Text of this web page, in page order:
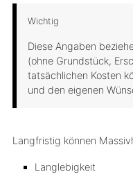
Wichtig
Diese Angaben
(ohne Grundstück,
tatsächlichen Kosten
und den eigenen
Langfristig können
Langlebigkeit